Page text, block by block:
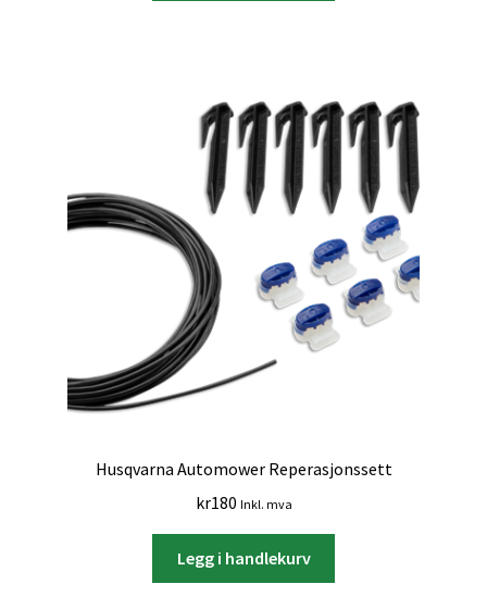
Husqvarna Automower Reperasjonssett
kr180 Inkl. mva
Legg i handlekurv